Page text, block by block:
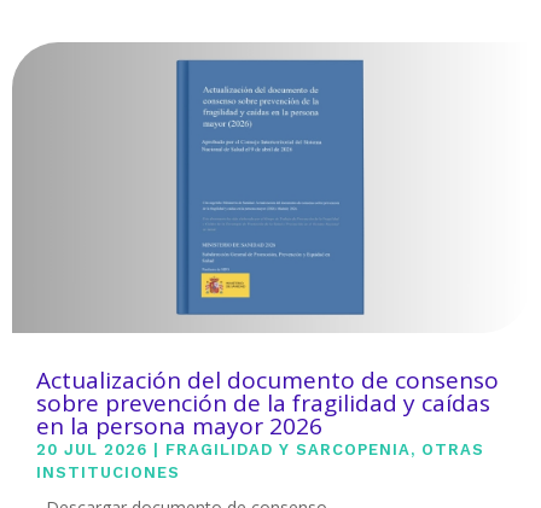
Actualización del documento de consenso
sobre prevención de la fragilidad y caídas
en la persona mayor 2026
20 JUL 2026 | FRAGILIDAD Y SARCOPENIA , OTRAS
INSTITUCIONES